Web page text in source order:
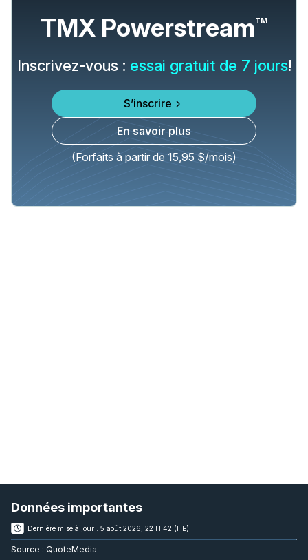
TMX PowerstreamTM
Inscrivez-vous : essai gratuit de 7 jours!
S’inscrire
En savoir plus
(Forfaits à partir de 15,95 $/mois)
Données importantes
Dernière mise à jour : 5 août 2026, 22 H 42 (HE)
Source : QuoteMedia